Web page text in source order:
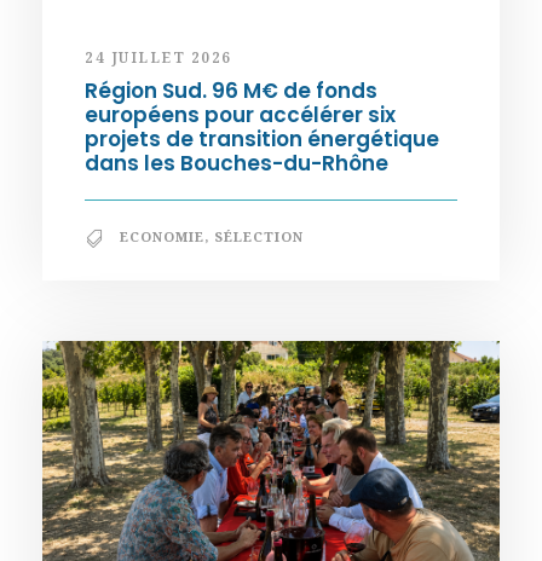
24 JUILLET 2026
Région Sud. 96 M€ de fonds
européens pour accélérer six
projets de transition énergétique
dans les Bouches-du-Rhône
ECONOMIE, SÉLECTION